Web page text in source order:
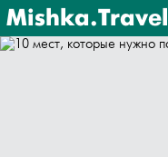
Mishka.Travel